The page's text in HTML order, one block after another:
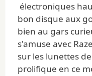
électroniques
bon disque aux
bien au gars
s'amuse avec
sur les lunettes
prolifique en ce